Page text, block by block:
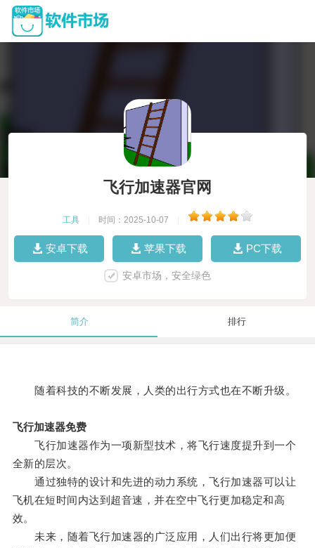
飞行加速器官网
工具 时间：2025-10-07
安卓下载 苹果下载 PC下载
安卓市场，安全绿色
简介 排行
随着科技的不断发展，人类的出行方式也在不断升级。
飞行加速器免费
飞行加速器作为一项新型技术，将飞行速度提升到一个
全新的层次。
通过独特的设计和先进的动力系统，飞行加速器可以让
飞机在短时间内达到超音速，并在空中飞行更加稳定和高
效。
未来，随着飞行加速器的广泛应用，人们出行将更加便